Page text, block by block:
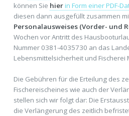
können Sie hierin Form einer PDF-
diesen dann ausgefüllt zusammen
Personalausweises (Vorder- und
Wochen vor Antritt des
Nummer 0381-4035730 an das
Lebensmittelsicherheit und Fischerei
Die Gebühren für die Erteilung des
Fischereischeines wie auch der
stellen sich wir folgt dar: Die
die Verlängerung des zeitlich